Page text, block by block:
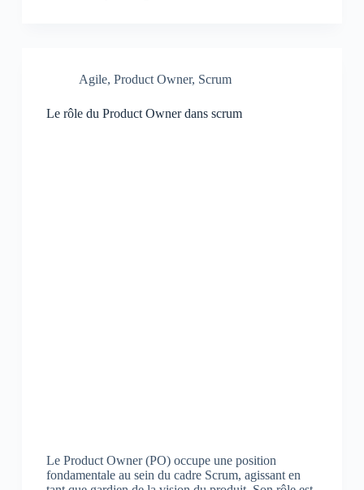
Agile, Product Owner, Scrum
Le rôle du Product Owner dans scrum
Le Product Owner (PO) occupe une position
fondamentale au sein du cadre Scrum, agissant en